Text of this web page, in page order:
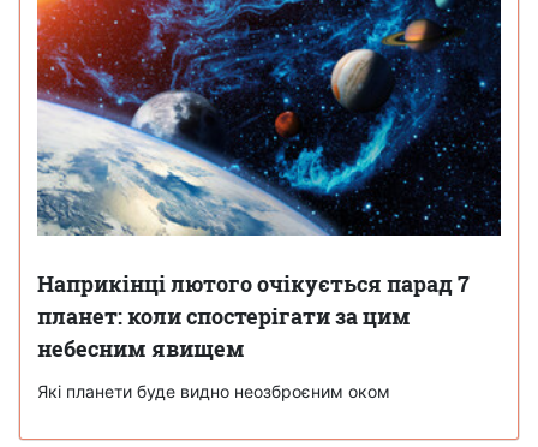
Наприкінці лютого очікується парад 7
планет: коли спостерігати за цим
небесним явищем
Які планети буде видно неозброєним оком